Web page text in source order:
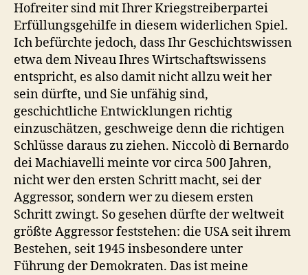
Hofreiter sind mit Ihrer Kriegstreiberpartei
Erfüllungsgehilfe in diesem widerlichen Spiel.
Ich befürchte jedoch, dass Ihr Geschichtswissen
etwa dem Niveau Ihres Wirtschaftswissens
entspricht, es also damit nicht allzu weit her
sein dürfte, und Sie unfähig sind,
geschichtliche Entwicklungen richtig
einzuschätzen, geschweige denn die richtigen
Schlüsse daraus zu ziehen. Niccolò di Bernardo
dei Machiavelli meinte vor circa 500 Jahren,
nicht wer den ersten Schritt macht, sei der
Aggressor, sondern wer zu diesem ersten
Schritt zwingt. So gesehen dürfte der weltweit
größte Aggressor feststehen: die USA seit ihrem
Bestehen, seit 1945 insbesondere unter
Führung der Demokraten. Das ist meine